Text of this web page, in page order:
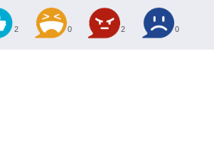
2 0 2 0